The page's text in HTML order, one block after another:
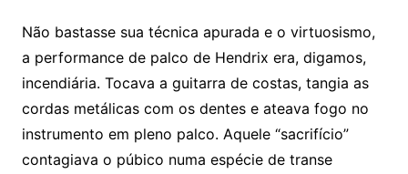
Não bastasse sua técnica apurada e o virtuosismo,
a performance de palco de Hendrix era, digamos,
incendiária. Tocava a guitarra de costas, tangia as
cordas metálicas com os dentes e ateava fogo no
instrumento em pleno palco. Aquele “sacrifício”
contagiava o púbico numa espécie de transe